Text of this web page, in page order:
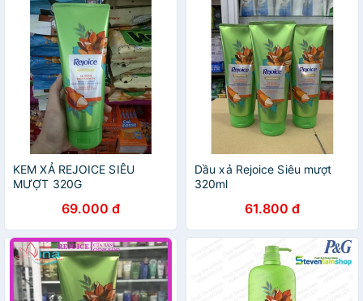
KEM XẢ REJOICE SIÊU
MƯỢT 320G
69.000 đ
Dầu xả Rejoice Siêu mượt
320ml
61.800 đ